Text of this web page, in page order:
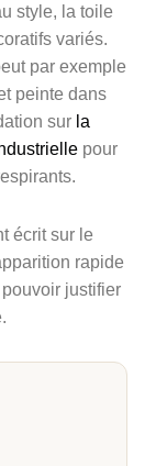
style, la toile
variés.
par exemple
peinte dans
sur la
pour
écrit sur le
rapide
justifier